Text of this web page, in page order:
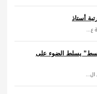
أستاذ
ع...
يسلط الضوء على
ال...